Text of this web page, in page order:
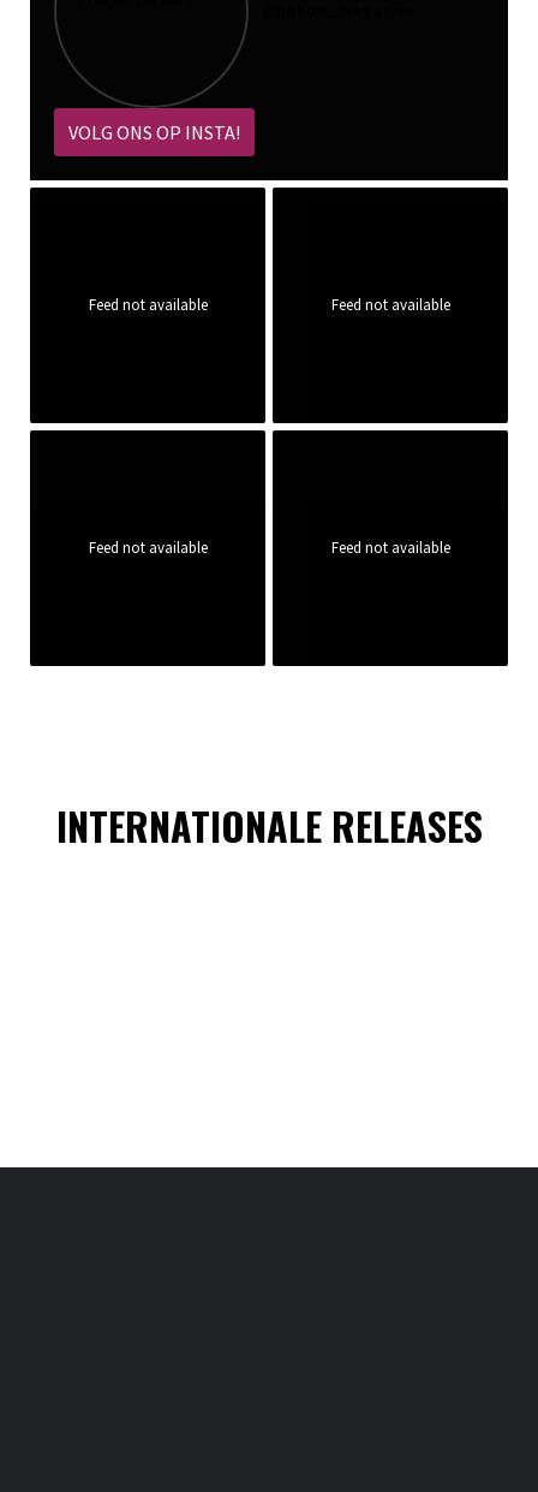
VOLG ONS OP INSTA!
Feed not available Feed not available
Feed not available Feed not available
INTERNATIONALE RELEASES